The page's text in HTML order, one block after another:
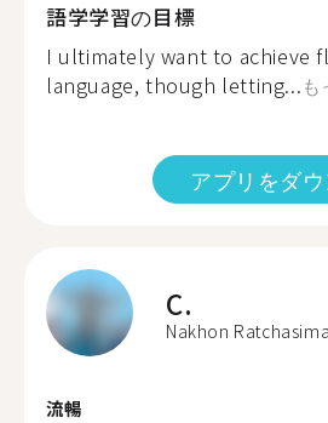
語学学習の目標
I ultimately want to achieve
language, though letting...
アプリをダ
C.
Nakhon Ratchasima
流暢